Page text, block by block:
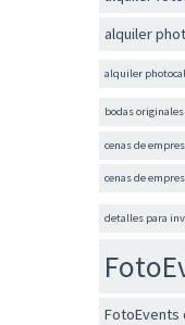
alquiler
alquiler
bodas originales
cenas de
cenas de
detalles para
FotoEvents